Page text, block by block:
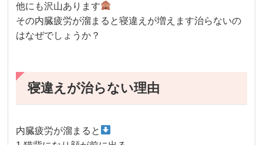
他にも沢山あります
その内臓疲労が溜まると寝違えが増えます治らないの
はなぜでしょうか？
寝違えが治らない理由
内臓疲労が溜まると